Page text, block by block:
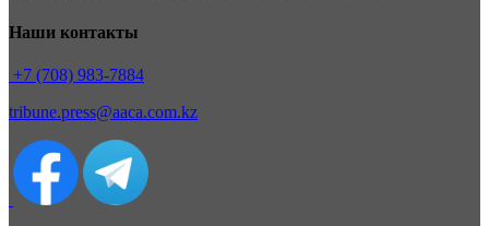
Наши контакты
+7 (708) 983-7884
tribune.press@aaca.com.kz